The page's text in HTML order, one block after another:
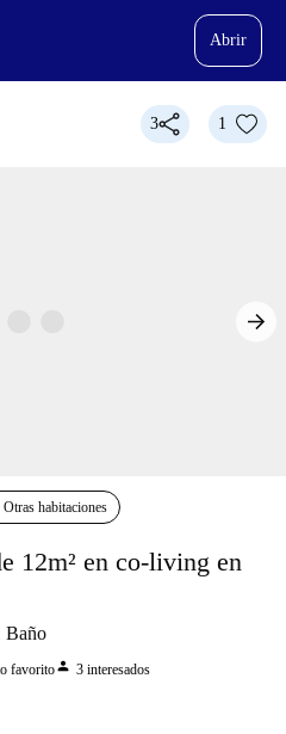
Abrir
3 1
Otras habitaciones
12m² en co-living en
Baño
favoritoperson 3 interesados